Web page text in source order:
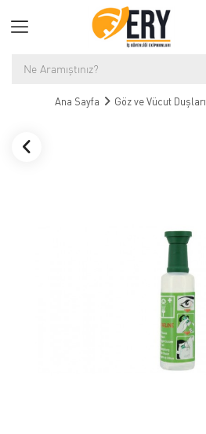
Ana Sayfa Göz ve Vücut Duşları